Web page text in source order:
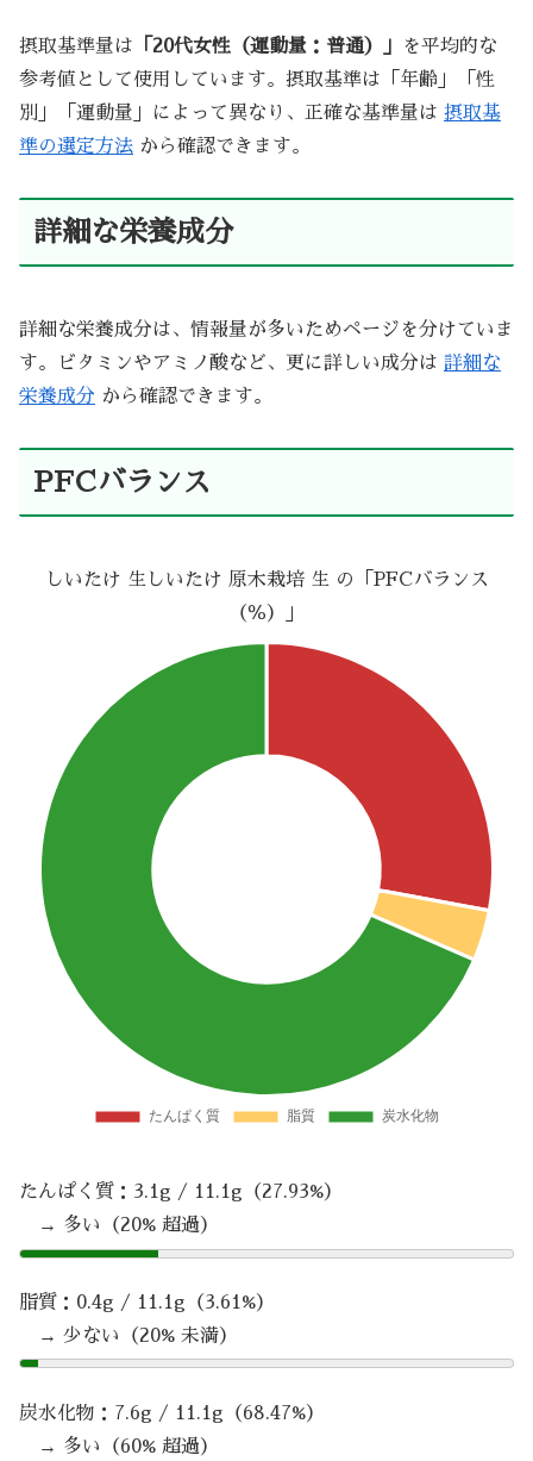
摂取基準量は 「20代女性（運動量：普通）」
を平均的な
参考値として使用しています。摂取基準は「年齢」「性
別」「運動量」によって異なり、正確な基準量は 摂取基
準の選定方法 から確認できます。
詳細な栄養成分
詳細な栄養成分は、情報量が多いためページを分けていま
す。ビタミンやアミノ酸など、更に詳しい成分は 詳細な
栄養成分 から確認できます。
PFCバランス
しいたけ 生しいたけ 原木栽培 生 の「PFCバランス
（％）」
たんぱく質：3.1g / 11.1g（27.93%）
→ 多い（20% 超過）
脂質：0.4g / 11.1g（3.61%）
→ 少ない（20% 未満）
炭水化物：7.6g / 11.1g（68.47%）
→ 多い（60% 超過）